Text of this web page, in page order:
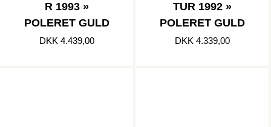
R 1993 »
POLERET GULD
DKK 4.439,00
TUR 1992 »
POLERET GULD
DKK 4.339,00